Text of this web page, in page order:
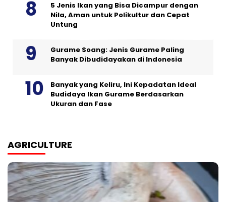
5 Jenis Ikan yang Bisa Dicampur dengan
Nila, Aman untuk Polikultur dan Cepat
Untung
Gurame Soang: Jenis Gurame Paling
Banyak Dibudidayakan di Indonesia
Banyak yang Keliru, Ini Kepadatan Ideal
Budidaya Ikan Gurame Berdasarkan
Ukuran dan Fase
AGRICULTURE